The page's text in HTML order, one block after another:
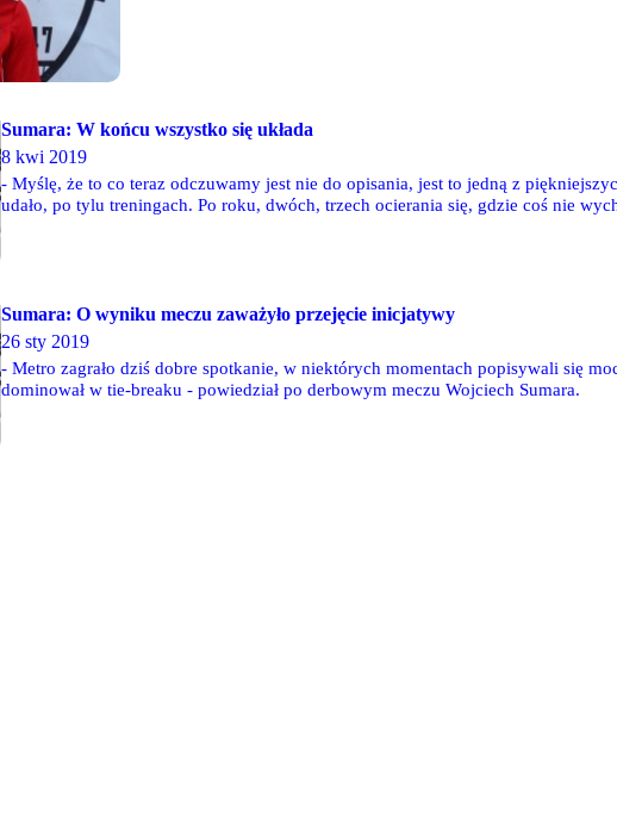
Sumara: W końcu wszystko się układa
8 kwi 2019
- Myślę, że to co teraz odczuwamy jest nie do opisania, jest to jedną z
udało, po tylu treningach. Po roku, dwóch, trzech ocierania się, gdzie coś nie
Sumara: O wyniku meczu zaważyło przejęcie inicjatywy
26 sty 2019
- Metro zagrało dziś dobre spotkanie, w niektórych momentach popisywali się
dominował w tie-breaku - powiedział po derbowym meczu Wojciech Sumara.